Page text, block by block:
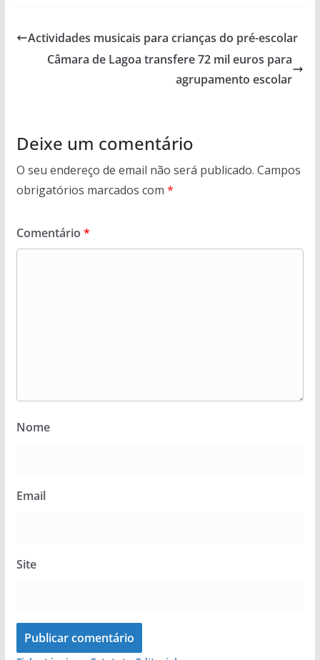
Actividades musicais para crianças do pré-escolar
Câmara de Lagoa transfere 72 mil euros para
agrupamento escolar
Deixe um comentário
O seu endereço de email não será publicado. Campos
obrigatórios marcados com *
Comentário *
Nome
Email
Site